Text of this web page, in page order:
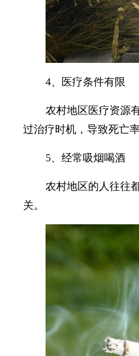
4、医疗条件有限
农村地区医疗资源
过治疗时机，导致死亡
5、经常吸烟喝酒
农村地区的人往往
关。